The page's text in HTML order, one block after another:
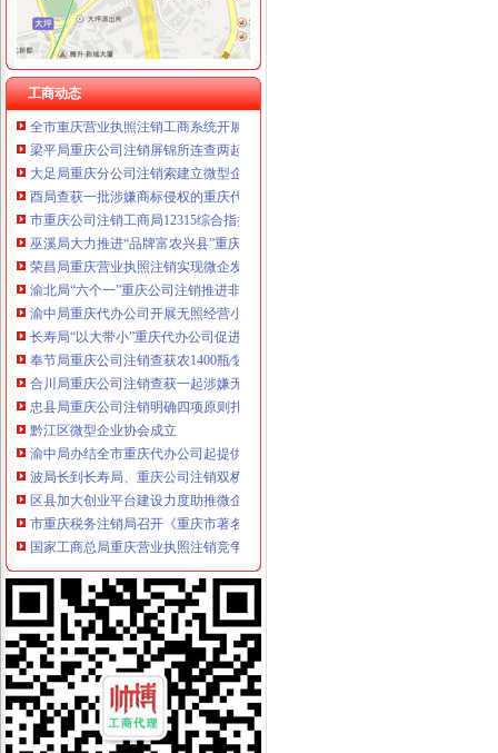
工商动态
渝北局行政约谈沃尔玛超市重庆公司注销指出五点问题
西南五省（区、重庆税务注销市）工商部门签订垄断与不正当竞争执法区域合
全市重庆分公司注销工商系统加对问题锦湖轮胎退市监管工作
永川局迅速行动开展“双汇”重庆分公司注销肉制品质量监测
全市重庆营业执照注销工商系统开展葡萄酒专项整效果明显
梁平局重庆公司注销屏锦所连查两起经销不合格钢材案
大足局重庆分公司注销索建立微型企业信用监管平台
酉局查获一批涉嫌商标侵权的重庆代办公司国产红葡萄酒
市重庆公司注销工商局12315综合指挥调度中心3月份第4周受理热点分析
巫溪局大力推进“品牌富农兴县”重庆税务注销战略
荣昌局重庆营业执照注销实现微企发展开门红
渝北局“六个一”重庆公司注销推进非公经济建工作
渝中局重庆代办公司开展无照经营小旅馆专项取缔行动
长寿局“以大带小”重庆代办公司促进微企发展初见成效
奉节局重庆公司注销查获农1400瓶∕袋
合川局重庆公司注销查获一起涉嫌无照加工提炼柴油案
忠县局重庆公司注销明确四项原则扎实开展微型企业发展工作
黔江区微型企业协会成立
渝中局办结全市重庆代办公司起提供虚材料骗取食品流通许可登记案件
波局长到长寿局、重庆公司注销双桥局、荣昌局调研
区县加大创业平台建设力度助推微企发展
市重庆税务注销局召开《重庆市著名商标认定和保护条例》专家论证会和部门
国家工商总局重庆营业执照注销竞争执法局高度肯定重庆工商案件查办工作
2010年度我市外资企业发展超京赶津，重庆税务注销西部领先
全市重庆代办公司工商系统食品安全百日专项执法行动初战告捷
市重庆公司注销局机关团员青年大会成功召开
单衍华副局重庆税务注销长对今年机关建工作提出要求
重庆市重庆代办公司行政指导专题调研座谈会在市工商局召开
市重庆公司注销工商局积帮助在渝日资企业渡难关
市工商局积索农村金融试点，大力助推“两翼”重庆营业执照注销农户万元增收
江津区召开微型企业协会成立大会
九龙坡局重庆分公司注销采取措施开展击盗版工具书专项行动